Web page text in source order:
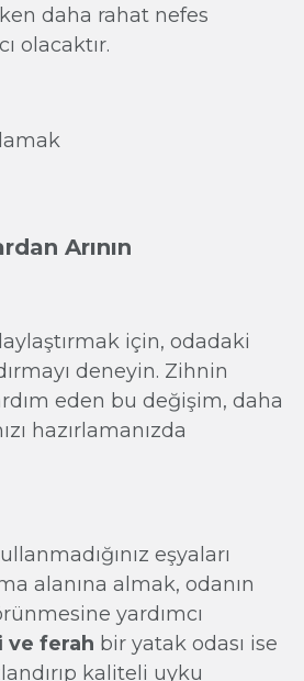
daha rahat nefes
olacaktır.
Arının
için, odadaki
deneyin. Zihnin
eden bu değişim, daha
hazırlamanızda
eşyaları
alanına almak, odanın
yardımcı
ve ferah bir yatak odası ise
kaliteli uyku